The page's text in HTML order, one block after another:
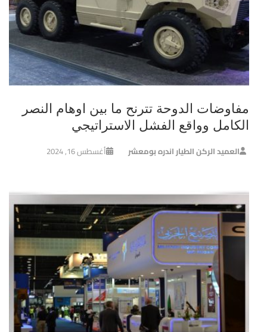
مفاوضات الدوحة تترنح ما بين اوهام النصر
الكامل وواقع الفشل الاستراتيجي
العميد الركن الطيار اندره بومعشر أغسطس 16, 2024